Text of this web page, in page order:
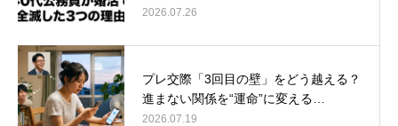
2026.07.26
プレ交際「3回目の壁」をどう越える？
進まない関係を“運命”に変える…
2026.07.19